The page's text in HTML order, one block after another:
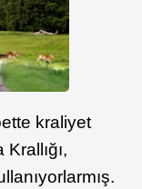
kraliyet